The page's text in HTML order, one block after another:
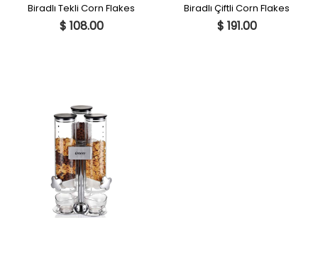
Biradlı Tekli Corn Flakes
$ 108.00
Biradlı Çiftli Corn Flakes
$ 191.00